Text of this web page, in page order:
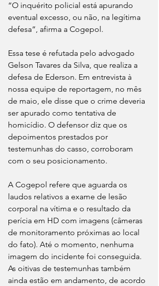
“O inquérito policial está apurando
eventual excesso, ou não, na legítima
defesa”, afirma a Cogepol.
Essa tese é refutada pelo advogado
Gelson Tavares da Silva, que realiza a
defesa de Ederson. Em entrevista à
nossa equipe de reportagem, no mês
de maio, ele disse que o crime deveria
ser apurado como tentativa de
homicídio. O defensor diz que os
depoimentos prestados por
testemunhas do casso, corroboram
com o seu posicionamento.
A Cogepol refere que aguarda os
laudos relativos a exame de lesão
corporal na vítima e o resultado da
perícia em HD com imagens (câmeras
de monitoramento próximas ao local
do fato). Até o momento, nenhuma
imagem do incidente foi conseguida.
As oitivas de testemunhas também
ainda estão em andamento, de acordo